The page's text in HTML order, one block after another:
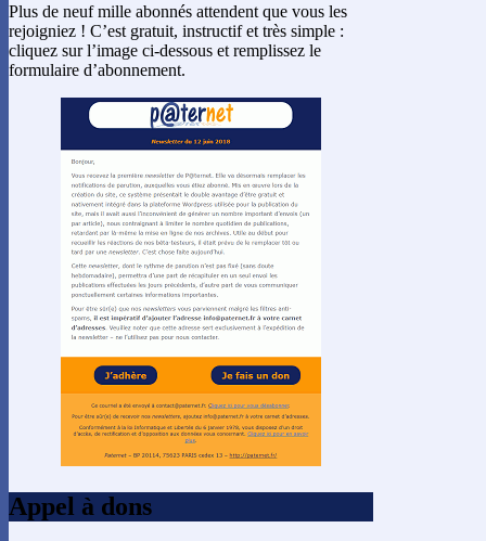
Plus de neuf mille abonnés attendent que vous les
rejoigniez ! C’est gratuit, instructif et très simple :
cliquez sur l’image ci-dessous et remplissez le
formulaire d’abonnement.
Appel à dons